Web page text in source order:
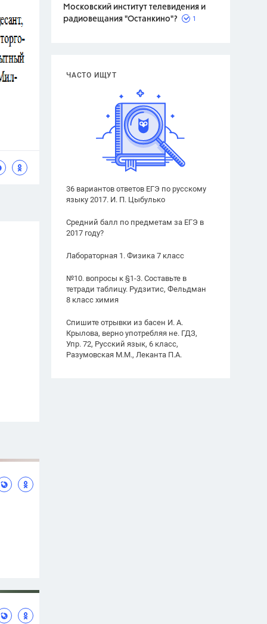
Московский институт телевидения и
радиовещания "Останкино"?
1
ЧАСТО ИЩУТ
36 вариантов ответов ЕГЭ по русскому
языку 2017. И. П. Цыбулько
Средний балл по предметам за ЕГЭ в
2017 году?
Лабораторная 1. Физика 7 класс
№10. вопросы к §1-3. Составьте в
тетради таблицу. Рудзитис, Фельдман
8 класс химия
Спишите отрывки из басен И. А.
Крылова, верно употребляя не. ГДЗ,
Упр. 72, Русский язык, 6 класс,
Разумовская М.М., Леканта П.А.